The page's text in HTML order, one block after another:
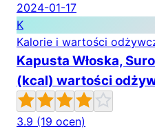
2024-01-17
K
Kalorie i wartości
Kapusta Włoska,
(kcal) wartości
3.9 (19 ocen)